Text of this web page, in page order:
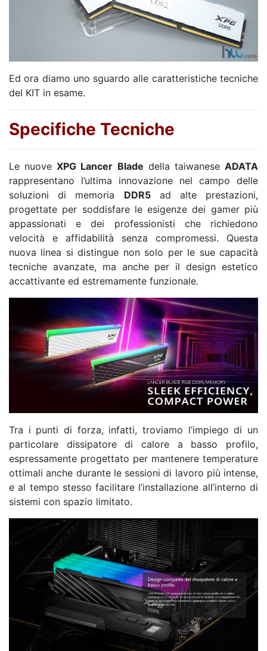
Ed ora diamo uno sguardo alle caratteristiche tecniche
del KIT in esame.
Specifiche Tecniche
Le nuoveXPG Lancer Blade della taiwaneseADATA
rappresentano l’ultima innovazione nel campo delle
soluzioni di memoria DDR5ad alte prestazioni,
progettate per soddisfare le esigenze dei gamer più
appassionati e dei professionisti che richiedono
velocità e affidabilità senza compromessi. Questa
nuova linea si distingue non solo per le sue capacità
tecniche avanzate, ma anche per il design estetico
accattivante ed estremamente funzionale.
Tra i punti di forza, infatti, troviamo l’impiego di un
particolare dissipatore di calore a basso profilo,
espressamente progettato per mantenere temperature
ottimali anche durante le sessioni di lavoro più intense,
e al tempo stesso facilitare l’installazione all’interno di
sistemi con spazio limitato.